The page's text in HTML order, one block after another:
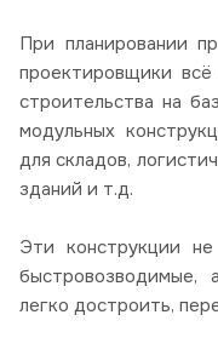
При планировании
проектировщики
строительства на
модульных
для складов,
зданий и т.д.
Эти конструкции
легко достроить,